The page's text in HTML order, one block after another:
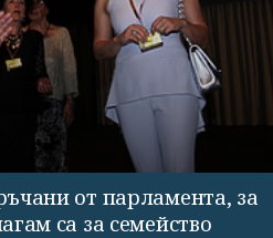
от парламента, за
са за семейство